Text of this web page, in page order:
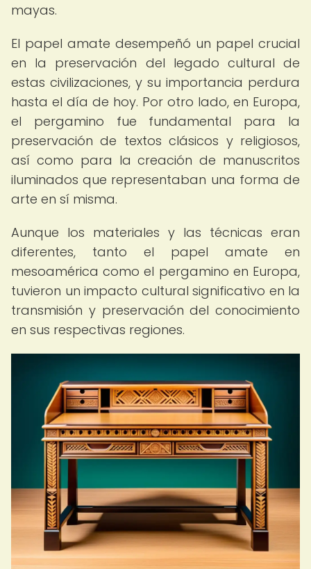
mayas.
El papel amate desempeñó un papel crucial
en la preservación del legado cultural de
estas civilizaciones, y su importancia perdura
hasta el día de hoy. Por otro lado, en Europa,
el pergamino fue fundamental para la
preservación de textos clásicos y religiosos,
así como para la creación de manuscritos
iluminados que representaban una forma de
arte en sí misma.
Aunque los materiales y las técnicas eran
diferentes, tanto el papel amate en
mesoamérica como el pergamino en Europa,
tuvieron un impacto cultural significativo en la
transmisión y preservación del conocimiento
en sus respectivas regiones.